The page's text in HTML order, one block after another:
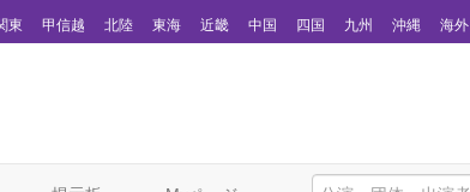
東 甲信越 北陸 東海 近畿 中国 四国 九州 沖縄 海外